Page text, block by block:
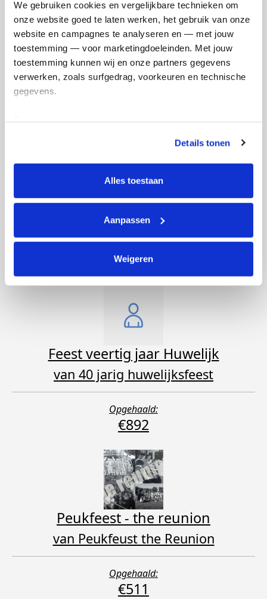
We gebruiken cookies en vergelijkbare technieken om
onze website goed te laten werken, het gebruik van onze
website en campagnes te analyseren en — met jouw
toestemming — voor marketingdoeleinden. Met jouw
toestemming kunnen wij en onze partners gegevens
verwerken, zoals surfgedrag, voorkeuren en technische
gegevens.
tonen. Je kunt je toestemming op elk moment wijzigen of
intrekken via Cookie instellingen onderaan de pagina. De
lijst met cookies is te vinden in het tabblad “details”.
Details tonen
Alles toestaan
Aanpassen
Weigeren
Straatfeest Buitendams Hardinxveld
van Joke Ruiter
Opgehaald:
Straatfeest Buitendams Hardinxveld
Opgehaald:
€11
Feest veertig jaar Huwelijk
van 40 jarig huwelijksfeest
Opgehaald:
€892
Peukfeest - the reunion
van Peukfeust the Reunion
Opgehaald:
€511